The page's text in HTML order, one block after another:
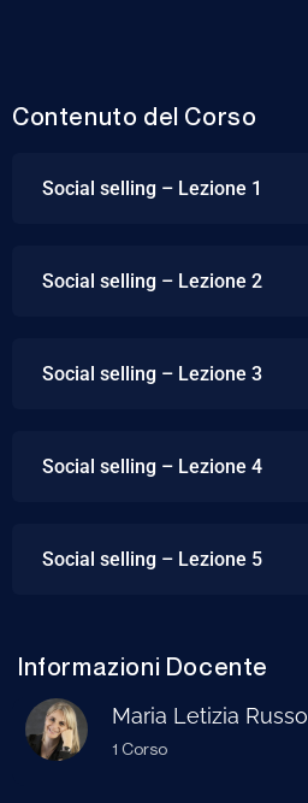
Contenuto del Corso
Social selling – Lezione 1
Social selling – Lezione 2
Social selling – Lezione 3
Social selling – Lezione 4
Social selling – Lezione 5
Informazioni Docente
Maria Letizia Russo
1 Corso